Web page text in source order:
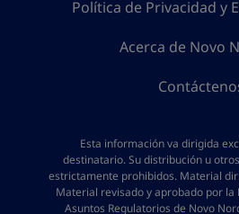
Política de Privacidad y
Acerca de Novo
Esta información va dirigida
destinatario. Su distribución u
estrictamente prohibidos. Material
Material revisado y aprobado por la
Asuntos Regulatorios de Novo